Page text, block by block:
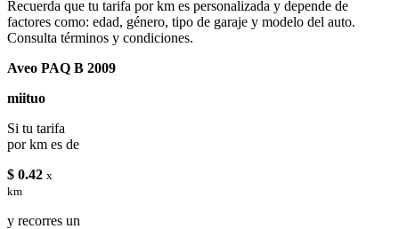
Recuerda que tu tarifa por km es personalizada y depende de
factores como: edad, género, tipo de garaje y modelo del auto.
Consulta términos y condiciones.
Aveo PAQ B 2009
miituo
Si tu tarifa
por km es de
$ 0.42 x
km
y recorres un